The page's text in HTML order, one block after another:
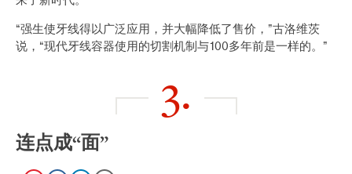
“强生使牙线得以广泛应用，并大幅降低了售价，”古洛维茨
说，“现代牙线容器使用的切割机制与100多年前是一样的。”
3.
连点成“面”